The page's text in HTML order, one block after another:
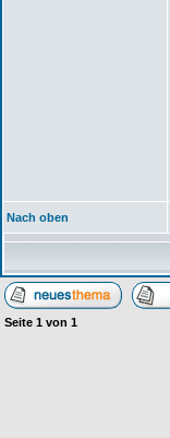
Nach oben
Seite 1 von 1